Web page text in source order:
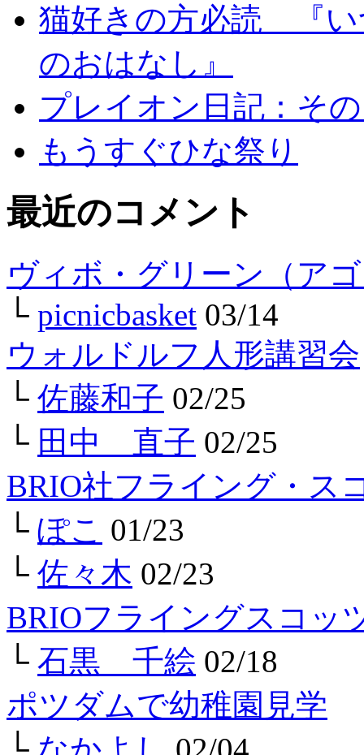
猫好きの方必読 『
のおはなし』
プレイオン日記：そ
もうすぐひな祭り
最近のコメント
ヴィボ・グリーン（ア
└ picnicbasket 03/14
ウォルドルフ人形講習会
└ 佐藤和子 02/25
└ 田中 直子 02/25
BRIO社フライング・ス
└ ぽこ 01/23
└ 佐々木 02/23
BRIOフライングスコッ
└ 石黒 千絵 02/18
ポツダムで幼稚園見学